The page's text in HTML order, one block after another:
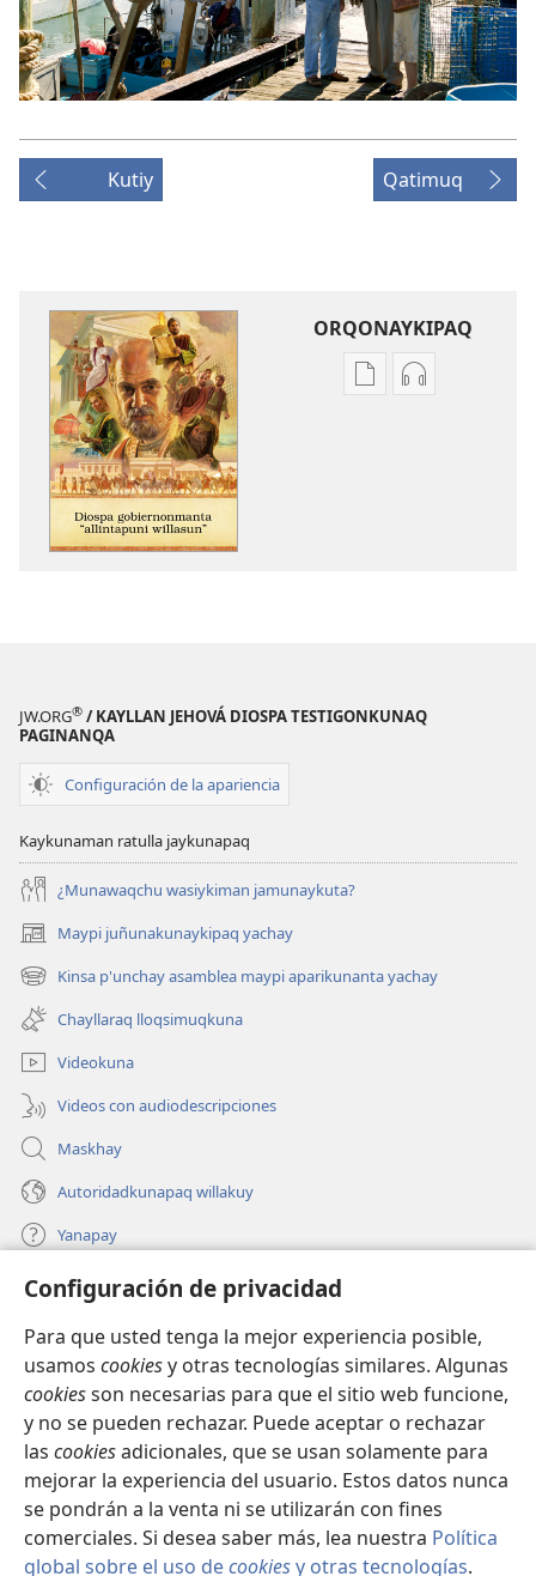
Configuración de privacidad
Para que usted tenga la mejor experiencia posible,
usamos cookiesy otras tecnologías similares. Algunas
cookiesson necesarias para que el sitio web funcione,
y no se pueden rechazar. Puede aceptar o rechazar
las cookiesadicionales, que se usan solamente para
mejorar la experiencia del usuario. Estos datos nunca
se pondrán a la venta ni se utilizarán con fines
comerciales. Si desea saber más, lea nuestra Política
global sobre el uso decookiesy otras tecnologías.
Kutiy Qatimuq
ORQONAYKIPAQ
KaypiKaypin
JW.ORG® / KAYLLAN JEHOVÁ DIOSPA TESTIGONKUNAQ
PAGINANQA
Configuración de la apariencia
Kaykunaman ratulla jaykunapaq
¿Munawaqchu wasiykiman jamunaykuta?
Maypi juñunakunaykipaq yachay
(abre
una
nueva
ventana)
Kinsa p'unchay asamblea maypi aparikunanta yachay
(abre
una
nueva
ventana)
Chayllaraq lloqsimuqkuna
Videokuna
Videos con audiodescripciones
Maskhay
Autoridadkunapaq willakuy
Yanapay
Donacionta churanapaq
una
nueva
ventana)
INTERNETPI QELQANCHISKUNA Watchtower™
(abre
una
nueva
ventana)
JW Hub
(abre
una
nueva
ventana)
JW Library ®